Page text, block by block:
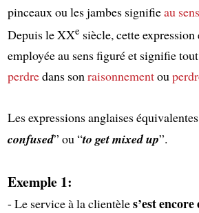
pinceaux ou les jambes signifieau
Depuis le XXesiècle, cette expression
employée au sens figuré et signifie
perdredans son raisonnementou
Les expressions anglaises
confused” ou “to get mixed up”.
Exemple 1:
- Le service à la clientèles’est